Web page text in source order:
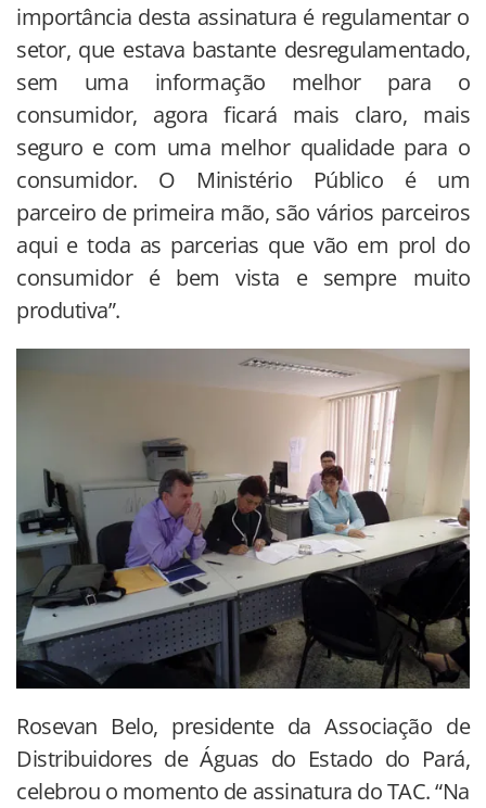
importância desta assinatura é regulamentar o
setor, que estava bastante desregulamentado,
sem uma informação melhor para o
consumidor, agora ficará mais claro, mais
seguro e com uma melhor qualidade para o
consumidor. O Ministério Público é um
parceiro de primeira mão, são vários parceiros
aqui e toda as parcerias que vão em prol do
consumidor é bem vista e sempre muito
produtiva”.
Rosevan Belo, presidente da Associação de
Distribuidores de Águas do Estado do Pará,
celebrou o momento de assinatura do TAC. “Na